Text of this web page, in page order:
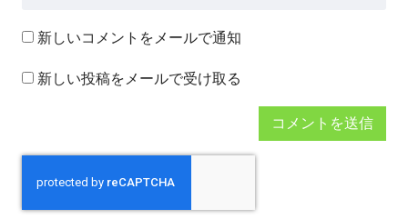
新しいコメントをメールで通知
新しい投稿をメールで受け取る